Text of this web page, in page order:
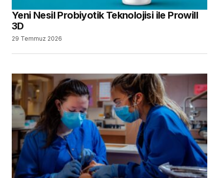
Yeni Nesil Probiyotik Teknolojisi ile Prowill
3D
29 Temmuz 2026